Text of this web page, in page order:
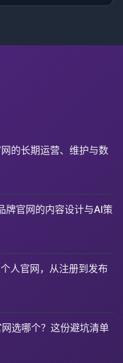
的长期运营、维护与数
牌官网的内容设计与AI策
人官网，从注册到发布
选哪个？这份避坑清单